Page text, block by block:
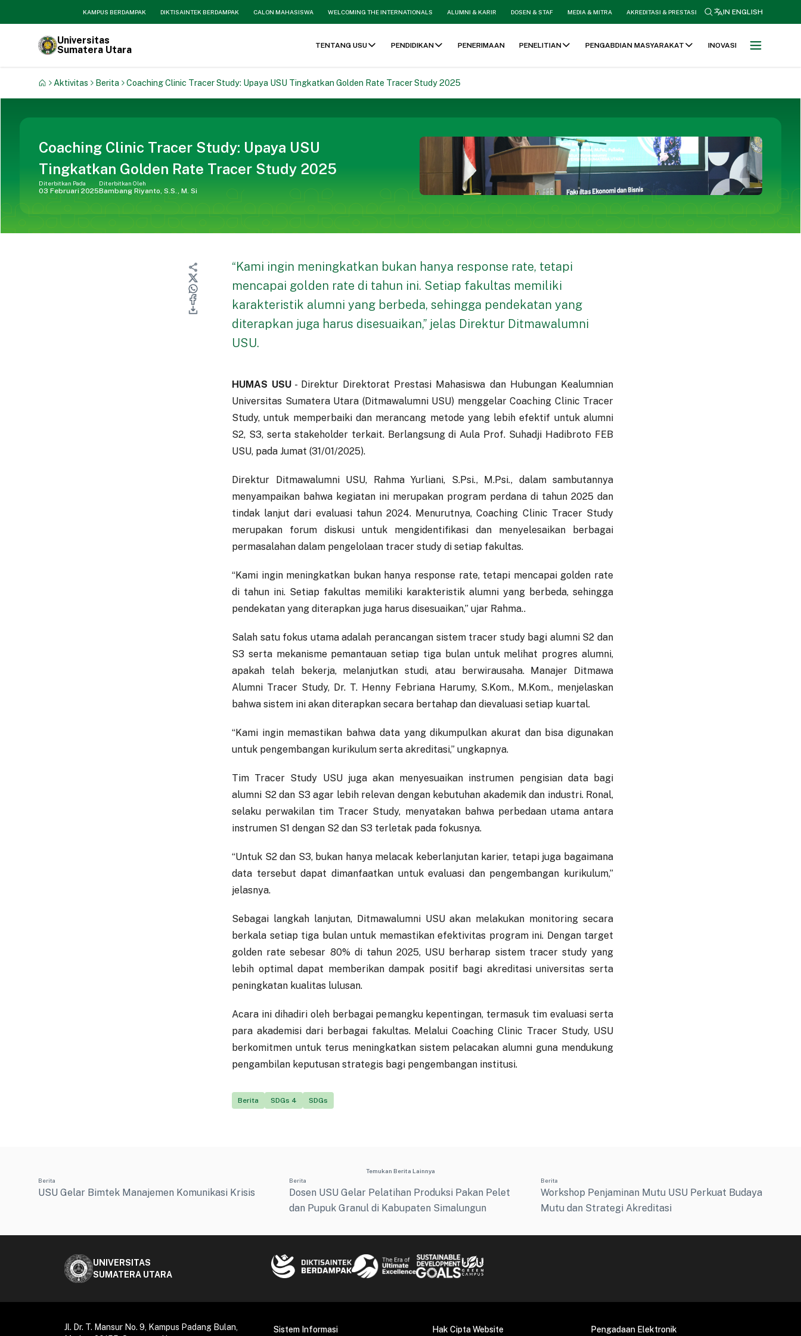
KAMPUS BERDAMPAK DIKTISAINTEK BERDAMPAK CALON MAHASISWA WELCOMING THE INTERNATIONALS ALUMNI & KARIR DOSEN & STAF MEDIA & MITRA AKREDITASI & PRESTASI IN ENGLISH
Universitas
Sumatera Utara
TENTANG USU PENDIDIKAN PENERIMAAN PENELITIAN PENGABDIAN MASYARAKAT INOVASI
Aktivitas Berita Coaching Clinic Tracer Study: Upaya USU Tingkatkan Golden Rate Tracer Study 2025
Coaching Clinic Tracer Study: Upaya USU
Tingkatkan Golden Rate Tracer Study 2025
Diterbitkan Pada
03 Februari 2025
Diterbitkan Oleh
Bambang Riyanto, S.S., M. Si
“Kami ingin meningkatkan bukan hanya response rate, tetapi
mencapai golden rate di tahun ini. Setiap fakultas memiliki
karakteristik alumni yang berbeda, sehingga pendekatan yang
diterapkan juga harus disesuaikan,” jelas Direktur Ditmawalumni
USU.
HUMAS USU - Direktur Direktorat Prestasi Mahasiswa dan Hubungan Kealumnian
Universitas Sumatera Utara (Ditmawalumni USU) menggelar Coaching Clinic Tracer
Study, untuk memperbaiki dan merancang metode yang lebih efektif untuk alumni
S2, S3, serta stakeholder terkait. Berlangsung di Aula Prof. Suhadji Hadibroto FEB
USU, pada Jumat (31/01/2025).
Direktur Ditmawalumni USU, Rahma Yurliani, S.Psi., M.Psi., dalam sambutannya
menyampaikan bahwa kegiatan ini merupakan program perdana di tahun 2025 dan
tindak lanjut dari evaluasi tahun 2024. Menurutnya, Coaching Clinic Tracer Study
merupakan forum diskusi untuk mengidentifikasi dan menyelesaikan berbagai
permasalahan dalam pengelolaan tracer study di setiap fakultas.
“Kami ingin meningkatkan bukan hanya response rate, tetapi mencapai golden rate
di tahun ini. Setiap fakultas memiliki karakteristik alumni yang berbeda, sehingga
pendekatan yang diterapkan juga harus disesuaikan,” ujar Rahma..
Salah satu fokus utama adalah perancangan sistem tracer study bagi alumni S2 dan
S3 serta mekanisme pemantauan setiap tiga bulan untuk melihat progres alumni,
apakah telah bekerja, melanjutkan studi, atau berwirausaha. Manajer Ditmawa
Alumni Tracer Study, Dr. T. Henny Febriana Harumy, S.Kom., M.Kom., menjelaskan
bahwa sistem ini akan diterapkan secara bertahap dan dievaluasi setiap kuartal.
“Kami ingin memastikan bahwa data yang dikumpulkan akurat dan bisa digunakan
untuk pengembangan kurikulum serta akreditasi,” ungkapnya.
Tim Tracer Study USU juga akan menyesuaikan instrumen pengisian data bagi
alumni S2 dan S3 agar lebih relevan dengan kebutuhan akademik dan industri. Ronal,
selaku perwakilan tim Tracer Study, menyatakan bahwa perbedaan utama antara
instrumen S1 dengan S2 dan S3 terletak pada fokusnya.
“Untuk S2 dan S3, bukan hanya melacak keberlanjutan karier, tetapi juga bagaimana
data tersebut dapat dimanfaatkan untuk evaluasi dan pengembangan kurikulum,”
jelasnya.
Sebagai langkah lanjutan, Ditmawalumni USU akan melakukan monitoring secara
berkala setiap tiga bulan untuk memastikan efektivitas program ini. Dengan target
golden rate sebesar 80% di tahun 2025, USU berharap sistem tracer study yang
lebih optimal dapat memberikan dampak positif bagi akreditasi universitas serta
peningkatan kualitas lulusan.
Acara ini dihadiri oleh berbagai pemangku kepentingan, termasuk tim evaluasi serta
para akademisi dari berbagai fakultas. Melalui Coaching Clinic Tracer Study, USU
berkomitmen untuk terus meningkatkan sistem pelacakan alumni guna mendukung
pengambilan keputusan strategis bagi pengembangan institusi.
Berita SDGs 4 SDGs
Temukan Berita Lainnya
Berita
USU Gelar Bimtek Manajemen Komunikasi Krisis
Berita
Dosen USU Gelar Pelatihan Produksi Pakan Pelet
dan Pupuk Granul di Kabupaten Simalungun
Berita
Workshop Penjaminan Mutu USU Perkuat Budaya
Mutu dan Strategi Akreditasi
UNIVERSITAS
SUMATERA UTARA
Jl. Dr. T. Mansur No. 9, Kampus Padang Bulan,
Sistem Informasi Hak Cipta Website Pengadaan Elektronik